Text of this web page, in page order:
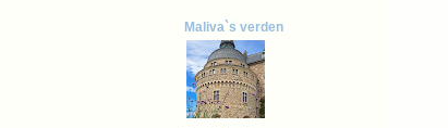
Maliva`s verden